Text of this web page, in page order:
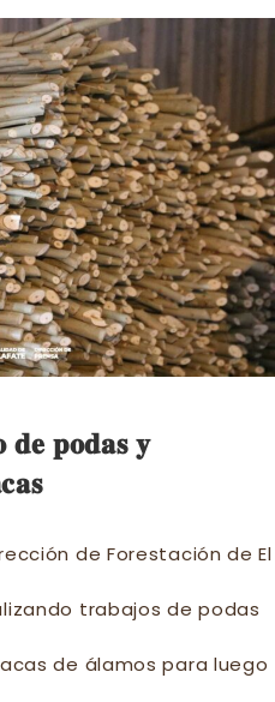
𝐝𝐞 𝐩𝐨𝐝𝐚𝐬 𝐲
de Forestación de El
trabajos de podas
de álamos para luego